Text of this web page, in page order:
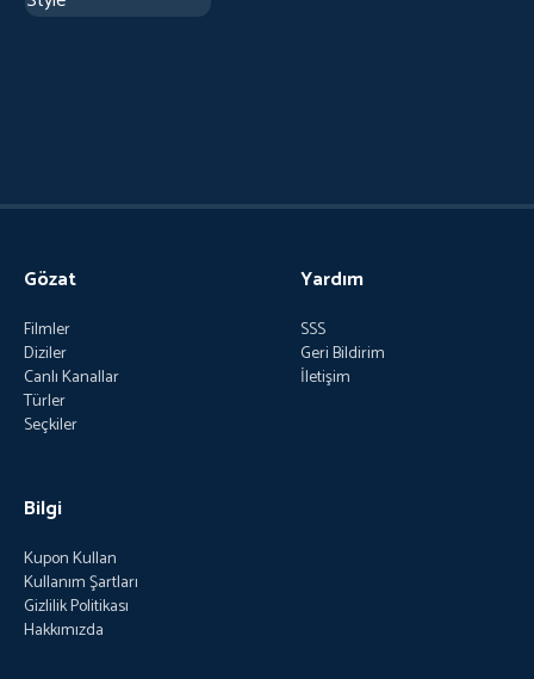
Gözat
Filmler
Diziler
Canlı Kanallar
Türler
Seçkiler
Yardım
SSS
Geri Bildirim
İletişim
Bilgi
Kupon Kullan
Kullanım Şartları
Gizlilik Politikası
Hakkımızda